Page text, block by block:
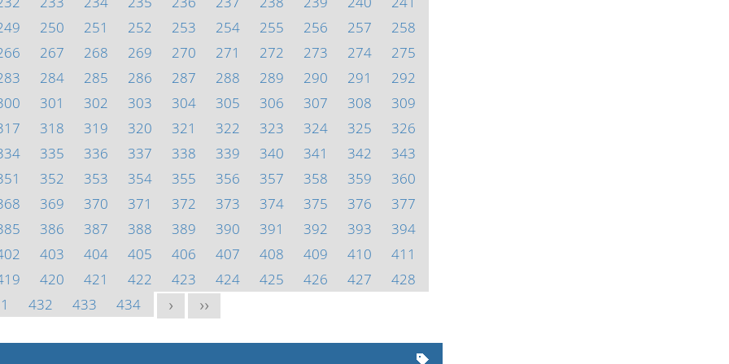
250 251 252 253 254 255 256 257
258
267 268 269 270 271 272 273 274
275
284 285 286 287 288 289 290 291
292
301 302 303 304 305 306 307 308
309
318 319 320 321 322 323 324 325
326
335 336 337 338 339 340 341 342
343
352 353 354 355 356 357 358 359
360
369 370 371 372 373 374 375 376
377
386 387 388 389 390 391 392 393
394
403 404 405 406 407 408 409 410
411
420 421 422 423 424 425 426 427
428
432 433 434 > >>